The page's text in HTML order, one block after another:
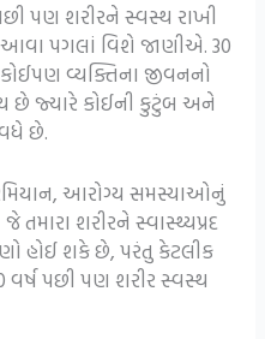
પણ શરીરને સ્વસ્થ રાખી
પગલાં વિશે જાણીએ. 30
કોઈપણ વ્યક્તિના જીવનનો
જ્યારે કોઈની કુટુંબ અને
છે.
આરોગ્ય સમસ્યાઓનું
શરીરને સ્વાસ્થ્યપ્રદ
હોઈ શકે છે, પરંતુ કેટલીક
પછી પણ શરીર સ્વસ્થ